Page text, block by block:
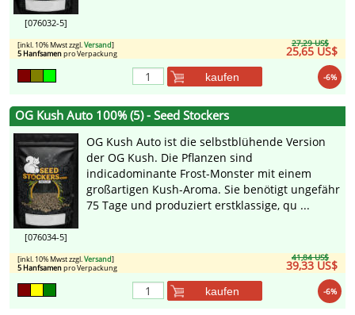
[076032-5]
27,29 US$
25,65 US$
[inkl. 10% Mwst zzgl.Versand]
5 Hanfsamenpro Verpackung
-6%
kaufen
OG Kush Auto 100% (5) - Seed Stockers
[076034-5]
OG Kush Auto ist die selbstblühende Version
der OG Kush. Die Pflanzen sind
indicadominante Frost-Monster mit einem
großartigen Kush-Aroma. Sie benötigt ungefähr
75 Tage und produziert erstklassige, qu ...
41,84 US$
39,33 US$
[inkl. 10% Mwst zzgl.Versand]
5 Hanfsamenpro Verpackung
-6%
kaufen